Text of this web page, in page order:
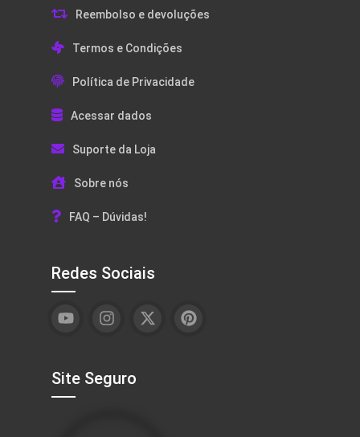
Reembolso e devoluções
Termos e Condições
Política de Privacidade
Acessar dados
Suporte da Loja
Sobre nós
FAQ – Dúvidas!
Redes Sociais
Site Seguro